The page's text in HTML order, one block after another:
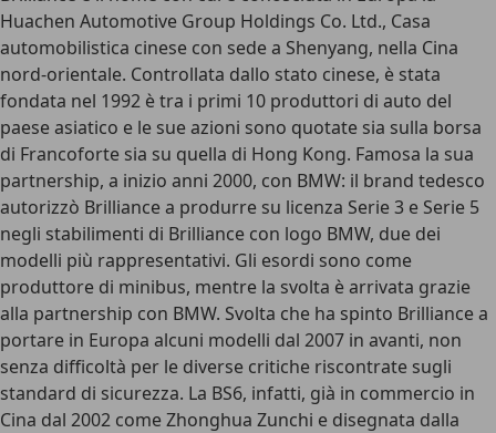
Huachen Automotive Group Holdings Co. Ltd., Casa
automobilistica cinese con sede a Shenyang, nella Cina
nord-orientale. Controllata dallo stato cinese, è stata
fondata nel 1992 è tra i primi 10 produttori di auto del
paese asiatico e le sue azioni sono quotate sia sulla borsa
di Francoforte sia su quella di Hong Kong. Famosa la sua
partnership, a inizio anni 2000, con BMW: il brand tedesco
autorizzò Brilliance a produrre su licenza Serie 3 e Serie 5
negli stabilimenti di Brilliance con logo BMW, due dei
modelli più rappresentativi. Gli esordi sono come
produttore di minibus, mentre la svolta è arrivata grazie
alla partnership con BMW. Svolta che ha spinto Brilliance a
portare in Europa alcuni modelli dal 2007 in avanti, non
senza difficoltà per le diverse critiche riscontrate sugli
standard di sicurezza. La BS6, infatti, già in commercio in
Cina dal 2002 come Zhonghua Zunchi e disegnata dalla